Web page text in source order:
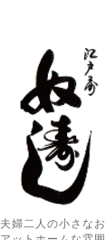
夫婦二人の小さなお